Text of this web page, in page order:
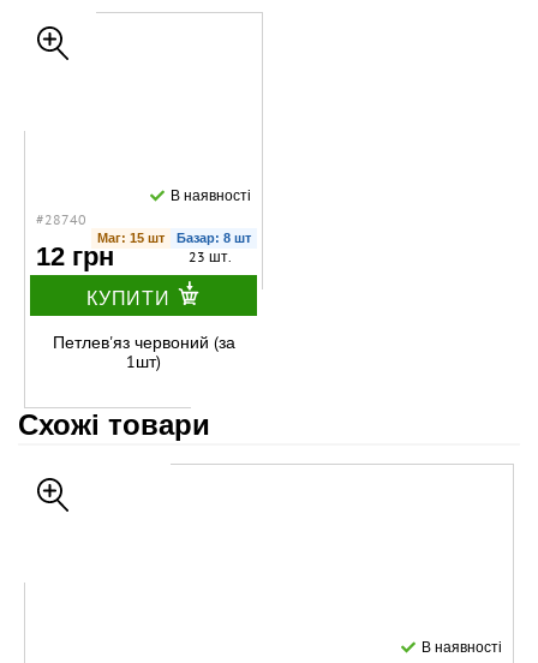
#28740
В наявності
Маг: 15 шт Базар: 8 шт
12 грн 23 шт.
КУПИТИ
Петлев'яз червоний (за
1шт)
Схожі товари
В наявності